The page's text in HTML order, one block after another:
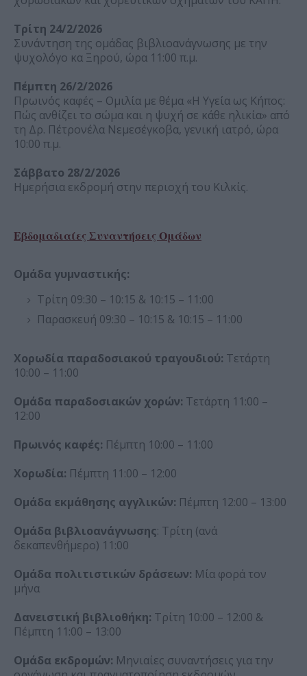
Τρίτη 24/2/2026
Συνάντηση της ομάδας βιβλιοανάγνωσης με την
ψυχολόγο κα Ξηρού, ώρα 11:00 π.μ.
Πέμπτη 26/2/2026
Πρωινός καφές – Ομιλία με θέμα «Η Υγεία ως Κήπος:
Πώς ανθίζει το σώμα και η ψυχή σε κάθε ηλικία» από
τη Δρ. Πέτρονέλα Νεμεσέγκοβα, γενική ιατρό, ώρα
10:00 π.μ.
Σάββατο 28/2/2026
Ημερήσια εκδρομή στην περιοχή του Κιλκίς.
Εβδομαδιαίες Συναντήσεις Ομάδων
Ομάδα γυμναστικής:
Τρίτη 09:30 – 10:15 & 10:15 – 11:00
Παρασκευή 09:30 – 10:15 & 10:15 – 11:00
Χορωδία παραδοσιακού τραγουδιού: Τετάρτη
10:00 – 11:00
Ομάδα παραδοσιακών χορών: Τετάρτη 11:00 –
12:00
Πρωινός καφές: Πέμπτη 10:00 – 11:00
Χορωδία: Πέμπτη 11:00 – 12:00
Ομάδα εκμάθησης αγγλικών: Πέμπτη 12:00 – 13:00
Ομάδα βιβλιοανάγνωσης: Τρίτη (ανά
δεκαπενθήμερο) 11:00
Ομάδα πολιτιστικών δράσεων: Μία φορά τον
μήνα
Δανειστική βιβλιοθήκη: Τρίτη 10:00 – 12:00 &
Πέμπτη 11:00 – 13:00
Ομάδα εκδρομών: Μηνιαίες συναντήσεις για την